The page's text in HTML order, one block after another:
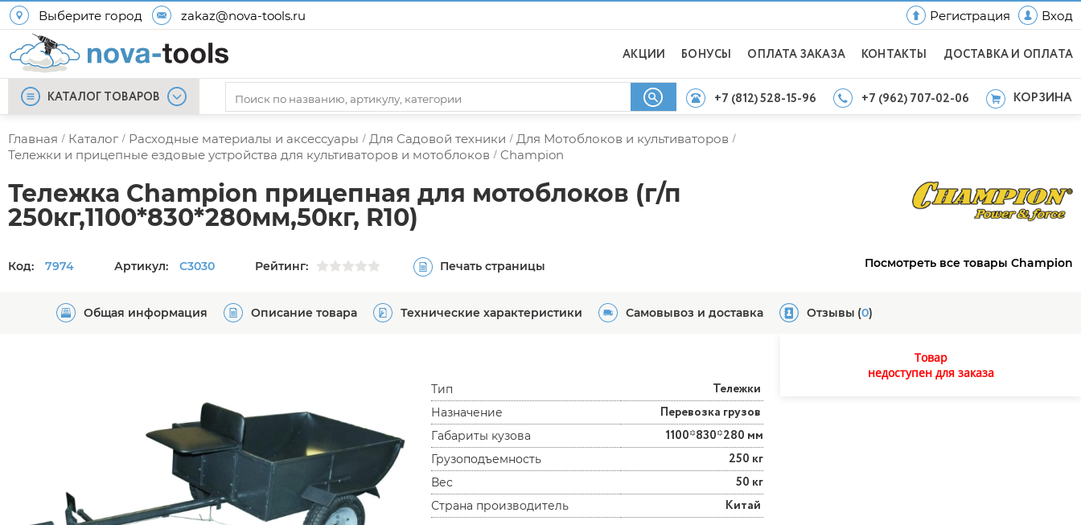
Выберите город zakaz@nova-tools.ru Регистрация Вход
АКЦИИ БОНУСЫ ОПЛАТА ЗАКАЗА КОНТАКТЫ ДОСТАВКА И ОПЛАТА
КАТАЛОГ ТОВАРОВ +7 (812) 528-15-96 +7 (962) 707-02-06 КОРЗИНА
Главная / Каталог / Расходные материалы и аксессуары / Для Садовой техники / Для Мотоблоков и культиваторов /
Тележки и прицепные ездовые устройства для культиваторов и мотоблоков / Champion
Тележка Champion прицепная для мотоблоков (г/п
250кг,1100*830*280мм,50кг, R10)
Код: 7974 Артикул: C3030 Рейтинг: Печать страницы Посмотреть все товары Champion
Общая информация Описание товара Технические характеристики Самовывоз и доставка Отзывы (0)
Тип Тележки
Назначение Перевозка грузов
Габариты кузова 1100*830*280 мм
Грузоподъемность 250 кг
Вес 50 кг
Страна производитель Китай
Товар
недоступен для заказа